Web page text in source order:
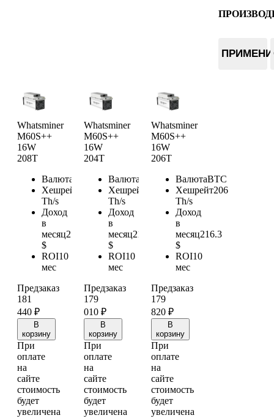
Whatsminer
M60S++
16W
208T
Валюта
Хешрейт
Th/s
Доход
в
месяц218.4
$
ROI10
мес
Предзаказ
181
440 ₽
В
корзину
При
оплате
на
сайте
стоимость
будет
увеличена
Whatsminer
M60S++
16W
204T
Валюта
Хешрейт
Th/s
Доход
в
месяц214.2
$
ROI10
мес
Предзаказ
179
010₽
В
корзину
При
оплате
на
сайте
стоимость
будет
увеличена
Whatsminer
M60S++
16W
206T
ВалютаBTC
Хешрейт206
Th/s
Доход
в
месяц216.3
$
ROI10
мес
Предзаказ
179
820 ₽
В
корзину
При
оплате
на
сайте
стоимость
будет
увеличена